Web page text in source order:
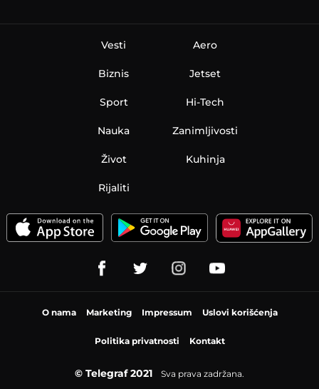
Vesti
Biznis
Sport
Nauka
Aero
Jetset
Hi-Tech
Zanimljivosti
Život Kuhinja
Rijaliti
O nama Marketing Impressum Uslovi korišćenja
Politika privatnosti Kontakt
© Telegraf 2021 Sva prava zadržana.